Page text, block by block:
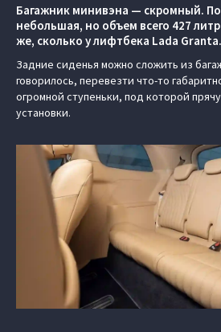
Багажник минивэна — скромный.
небольшая, но объем всего 427
же, сколько у лифтбека Lada Granta.
Задние сиденья можно сложить из
говорилось, перевезти что-то
огромной ступеньки, под которой
установки.